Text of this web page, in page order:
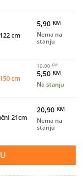
cm
5,90 KM
Nema na
stanju
cm
10,90KM
Original
price
5,50 KM
price
Na stanju
21cm
20,90 KM
Nema na
stanju